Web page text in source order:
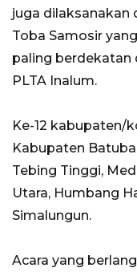
juga dilaksanakan
Toba Samosir
paling berdekatan
PLTA Inalum.
Ke-12 kabupaten/
Kabupaten
Tebing Tinggi,
Utara, Humbang
Simalungun.
Acara yang